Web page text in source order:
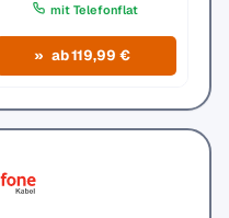
mit Telefonflat
ab 119,99 €